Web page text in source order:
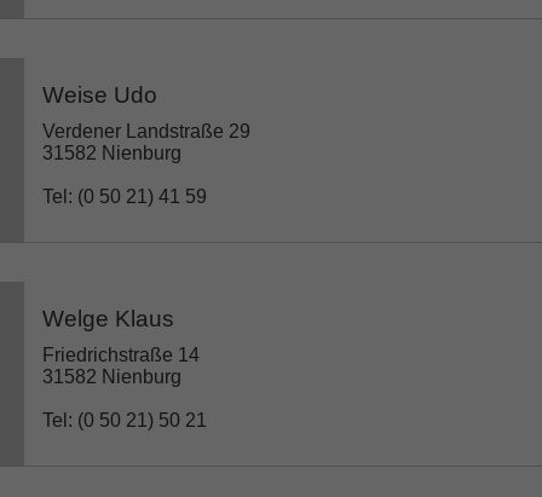
Weise Udo
Verdener Landstraße 29
31582 Nienburg
Tel: (0 50 21) 41 59
Welge Klaus
Friedrichstraße 14
31582 Nienburg
Tel: (0 50 21) 50 21